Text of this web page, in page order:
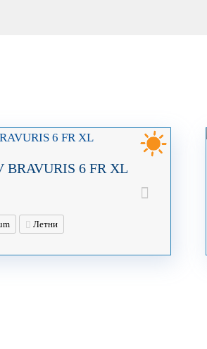
BRAVURIS 6 FR XL
Летни